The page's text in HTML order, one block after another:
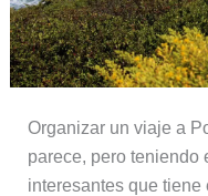
Organizar un viaje a
parece, pero teniendo
interesantes que